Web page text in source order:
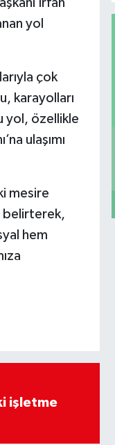
yol
çok
karayolları
yol, özellikle
ulaşımı
mesire
belirterek,
hem
işletme